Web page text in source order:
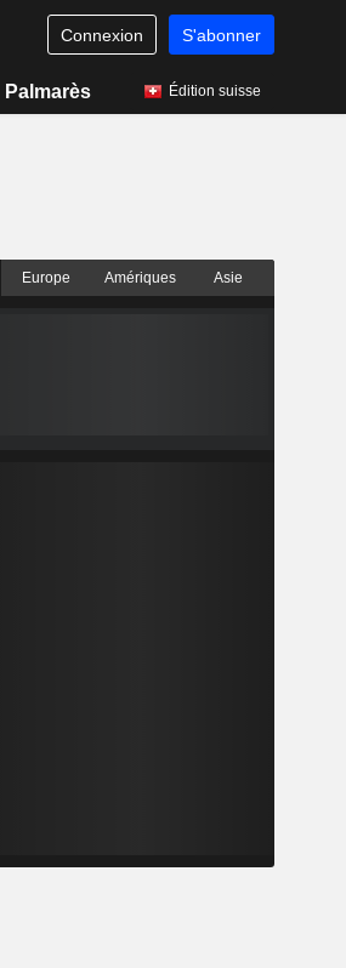
Connexion S'abonner
Palmarès Édition suisse
Europe Amériques Asie